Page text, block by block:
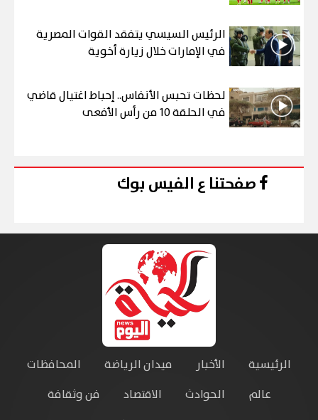
الرئيس السيسي يتفقد القوات المصرية
في الإمارات خلال زيارة أخوية
لحظات تحبس الأنفاس.. إحباط اغتيال قاضي
في الحلقة 10 من رأس الأفعى
صفحتنا ع الفيس بوك
الرئيسية الأخبار ميدان الرياضة
المحافظات
عالم
الحوادث الاقتصاد
فن وثقافة